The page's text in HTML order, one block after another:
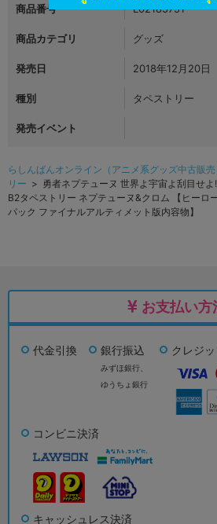
商品番号 L02185751
商品カテゴリ グッズ
発売日 2018年12月20日
種別 タペストリー
発売イベント
らしんばんオンライン（アニメ系グッズ中古販
リー > 勇者ネプテューヌ 世界よ宇宙よ刮目せよ
B2タペストリー ネプテューヌ&クロム 【ヒーロ
パック ファイナルアルティメット版内容物】
お支払い方
代金引換 銀行振込
みずほ銀行、
ゆうちょ銀行
クレジ
コンビニ決済
キャッシュレス決済